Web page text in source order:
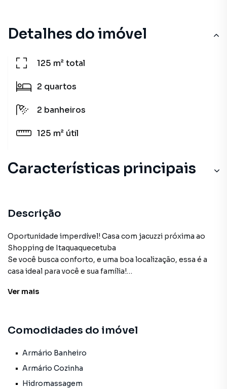
Detalhes do imóvel
125 m²total
2 quartos
2 banheiros
125 m² útil
Características principais
Descrição
Oportunidade imperdível! Casa com jacuzzi próxima ao
Shopping de Itaquaquecetuba
Se você busca conforto, e uma boa localização, essa é a
casa ideal para você e sua família!
Shopping de Itaquaquecetuba, com fácil acesso a
🏡 A casa conta com:
• Sala aconchegante
• Cozinha espaçosa com armários planejados
Ver mais
Comodidades do imóvel
Armário Banheiro
Armário Cozinha
Hidromassagem